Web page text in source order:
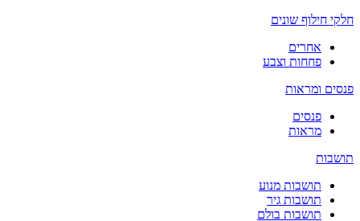
חלקי חילוף שונים
אחרים
פחחות וצבע
פנסים ומראות
פנסים
מראות
תושבות
תושבות מנוע
תושבות גיר
תושבות בולם